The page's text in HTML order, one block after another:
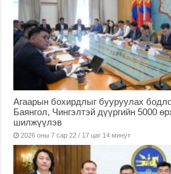
Агаарын бохирдлыг бууруулах
Баянгол, Чингэлтэй дүүргийн 5000
шилжүүлэв
2026 оны 7 сар 22 / 17 цаг 14 минут